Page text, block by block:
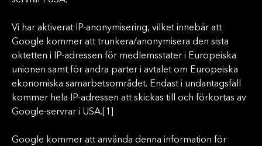
Vi har aktiverat IP-anonymisering, vilket innebär att
Google kommer att trunkera/anonymisera den sista
oktetten i IP-adressen för medlemsstater i Europeiska
unionen samt för andra parter i avtalet om Europeiska
ekonomiska samarbetsområdet. Endast i undantagsfall
kommer hela IP-adressen att skickas till och förkortas av
Google-servrar i USA.[1]
Google kommer att använda denna information för